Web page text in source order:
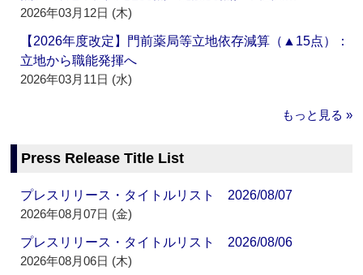
2026年03月12日 (木)
【2026年度改定】門前薬局等立地依存減算（▲15点）：
立地から職能発揮へ
2026年03月11日 (水)
もっと見る »
Press Release Title List
プレスリリース・タイトルリスト 2026/08/07
2026年08月07日 (金)
プレスリリース・タイトルリスト 2026/08/06
2026年08月06日 (木)